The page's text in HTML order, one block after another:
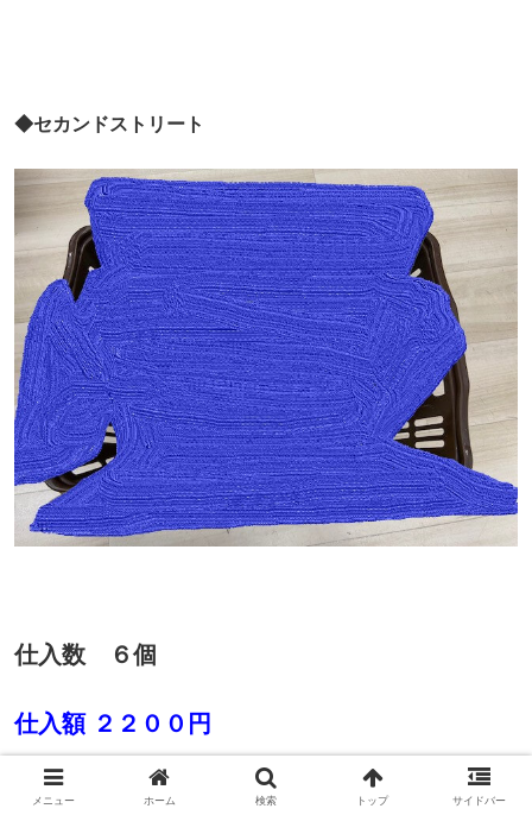
◆セカンドストリート
仕入数 ６個
仕入額 ２２００円
売値 １１４９２円
メニュー ホーム 検索 トップ サイドバー